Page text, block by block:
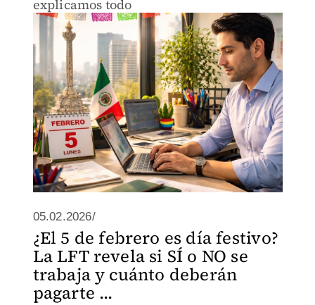
explicamos todo
05.02.2026/
¿El 5 de febrero es día festivo?
La LFT revela si SÍ o NO se
trabaja y cuánto deberán
pagarte ...